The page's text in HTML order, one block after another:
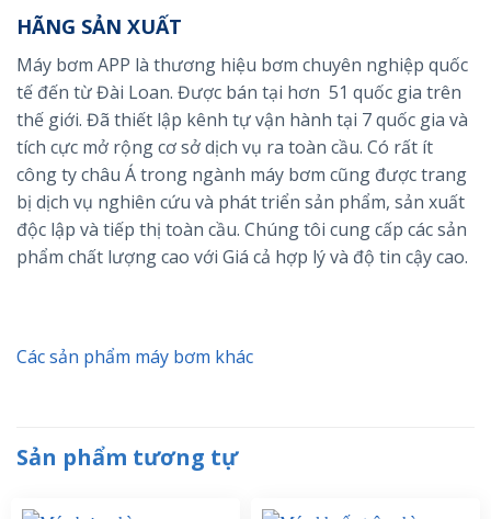
HÃNG SẢN XUẤT
Máy bơm APP là thương hiệu bơm chuyên nghiệp quốc
tế đến từ Đài Loan. Được bán tại hơn 51 quốc gia trên
thế giới. Đã thiết lập kênh tự vận hành tại 7 quốc gia và
tích cực mở rộng cơ sở dịch vụ ra toàn cầu. Có rất ít
công ty châu Á trong ngành máy bơm cũng được trang
bị dịch vụ nghiên cứu và phát triển sản phẩm, sản xuất
độc lập và tiếp thị toàn cầu. Chúng tôi cung cấp các sản
phẩm chất lượng cao với Giá cả hợp lý và độ tin cậy cao.
Các sản phẩm máy bơm khác
Sản phẩm tương tự